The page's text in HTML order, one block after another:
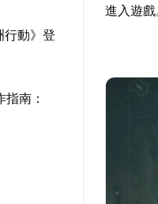
行動》登
南：
進入遊